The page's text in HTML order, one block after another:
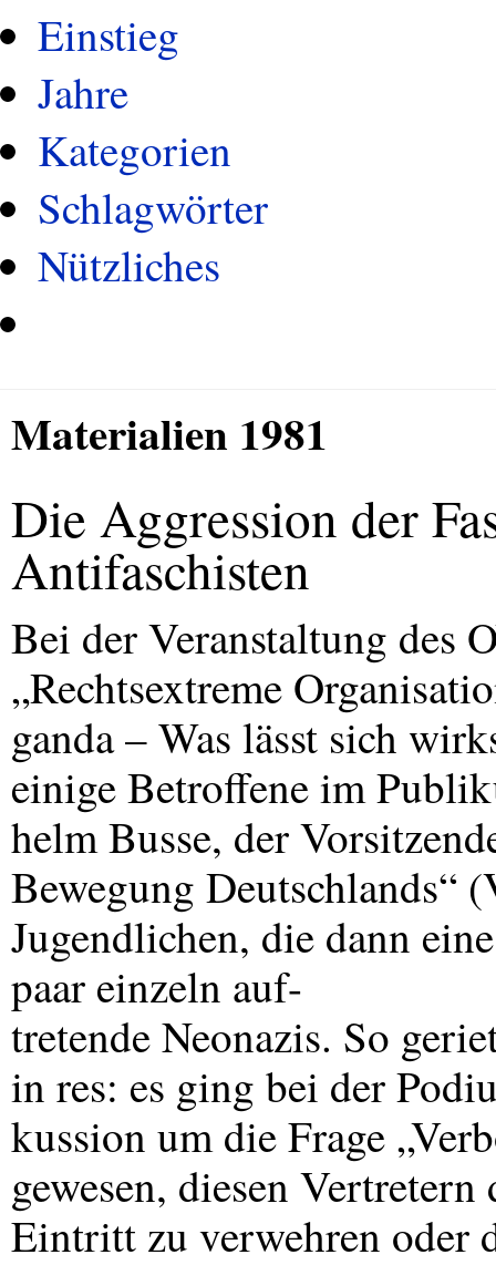
Einstieg
Jahre
Kategorien
Schlagwörter
Nützliches
Materialien 1981
Die Aggression der
Antifaschisten
Bei der Veranstaltung des
„Rechtsextreme
ganda – Was lässt sich
einige Betroffene im
helm Busse, der
Bewegung Deutschlands“ (
Jugendlichen, die dann
paar einzeln auf-
tretende Neonazis. So
in res: es ging bei der
kussion um die Frage
gewesen, diesen
Eintritt zu verwehren oder